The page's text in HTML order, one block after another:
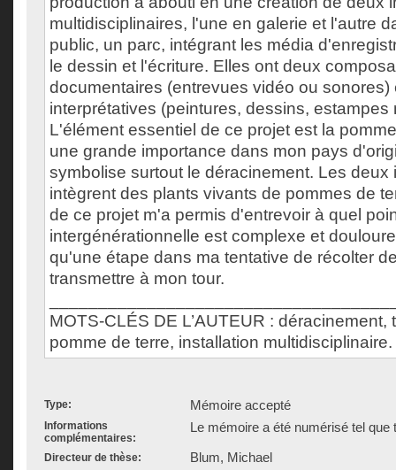
multidisciplinaires, l'une en galerie et l'autre
public, un parc, intégrant les média
le dessin et l'écriture. Elles ont deux
documentaires (entrevues vidéo ou sonores)
interprétatives (peintures, dessins, estampes
L'élément essentiel de ce projet est la
une grande importance dans mon pays
symbolise surtout le déracinement. Les deux
intègrent des plants vivants de pommes de
de ce projet m'a permis d'entrevoir à quel
intergénérationnelle est complexe et
qu'une étape dans ma tentative de récolter
transmettre à mon tour.
MOTS-CLÉS DE L’AUTEUR : déracinement,
pomme de terre, installation multidisciplinaire.
Type: Mémoire accepté
Informations
complémentaires:
Le mémoire a été numérisé tel que
Directeur de thèse: Blum, Michael